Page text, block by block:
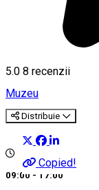
5.0 8 recenzii
Muzeu
Distribuie
Copied!
09:00 - 17:00